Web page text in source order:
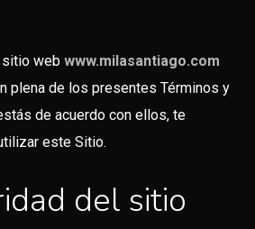
sitio webwww.milasantiago.com
plena de los presentes Términos y
de acuerdo con ellos, te
este Sitio.
del sitio